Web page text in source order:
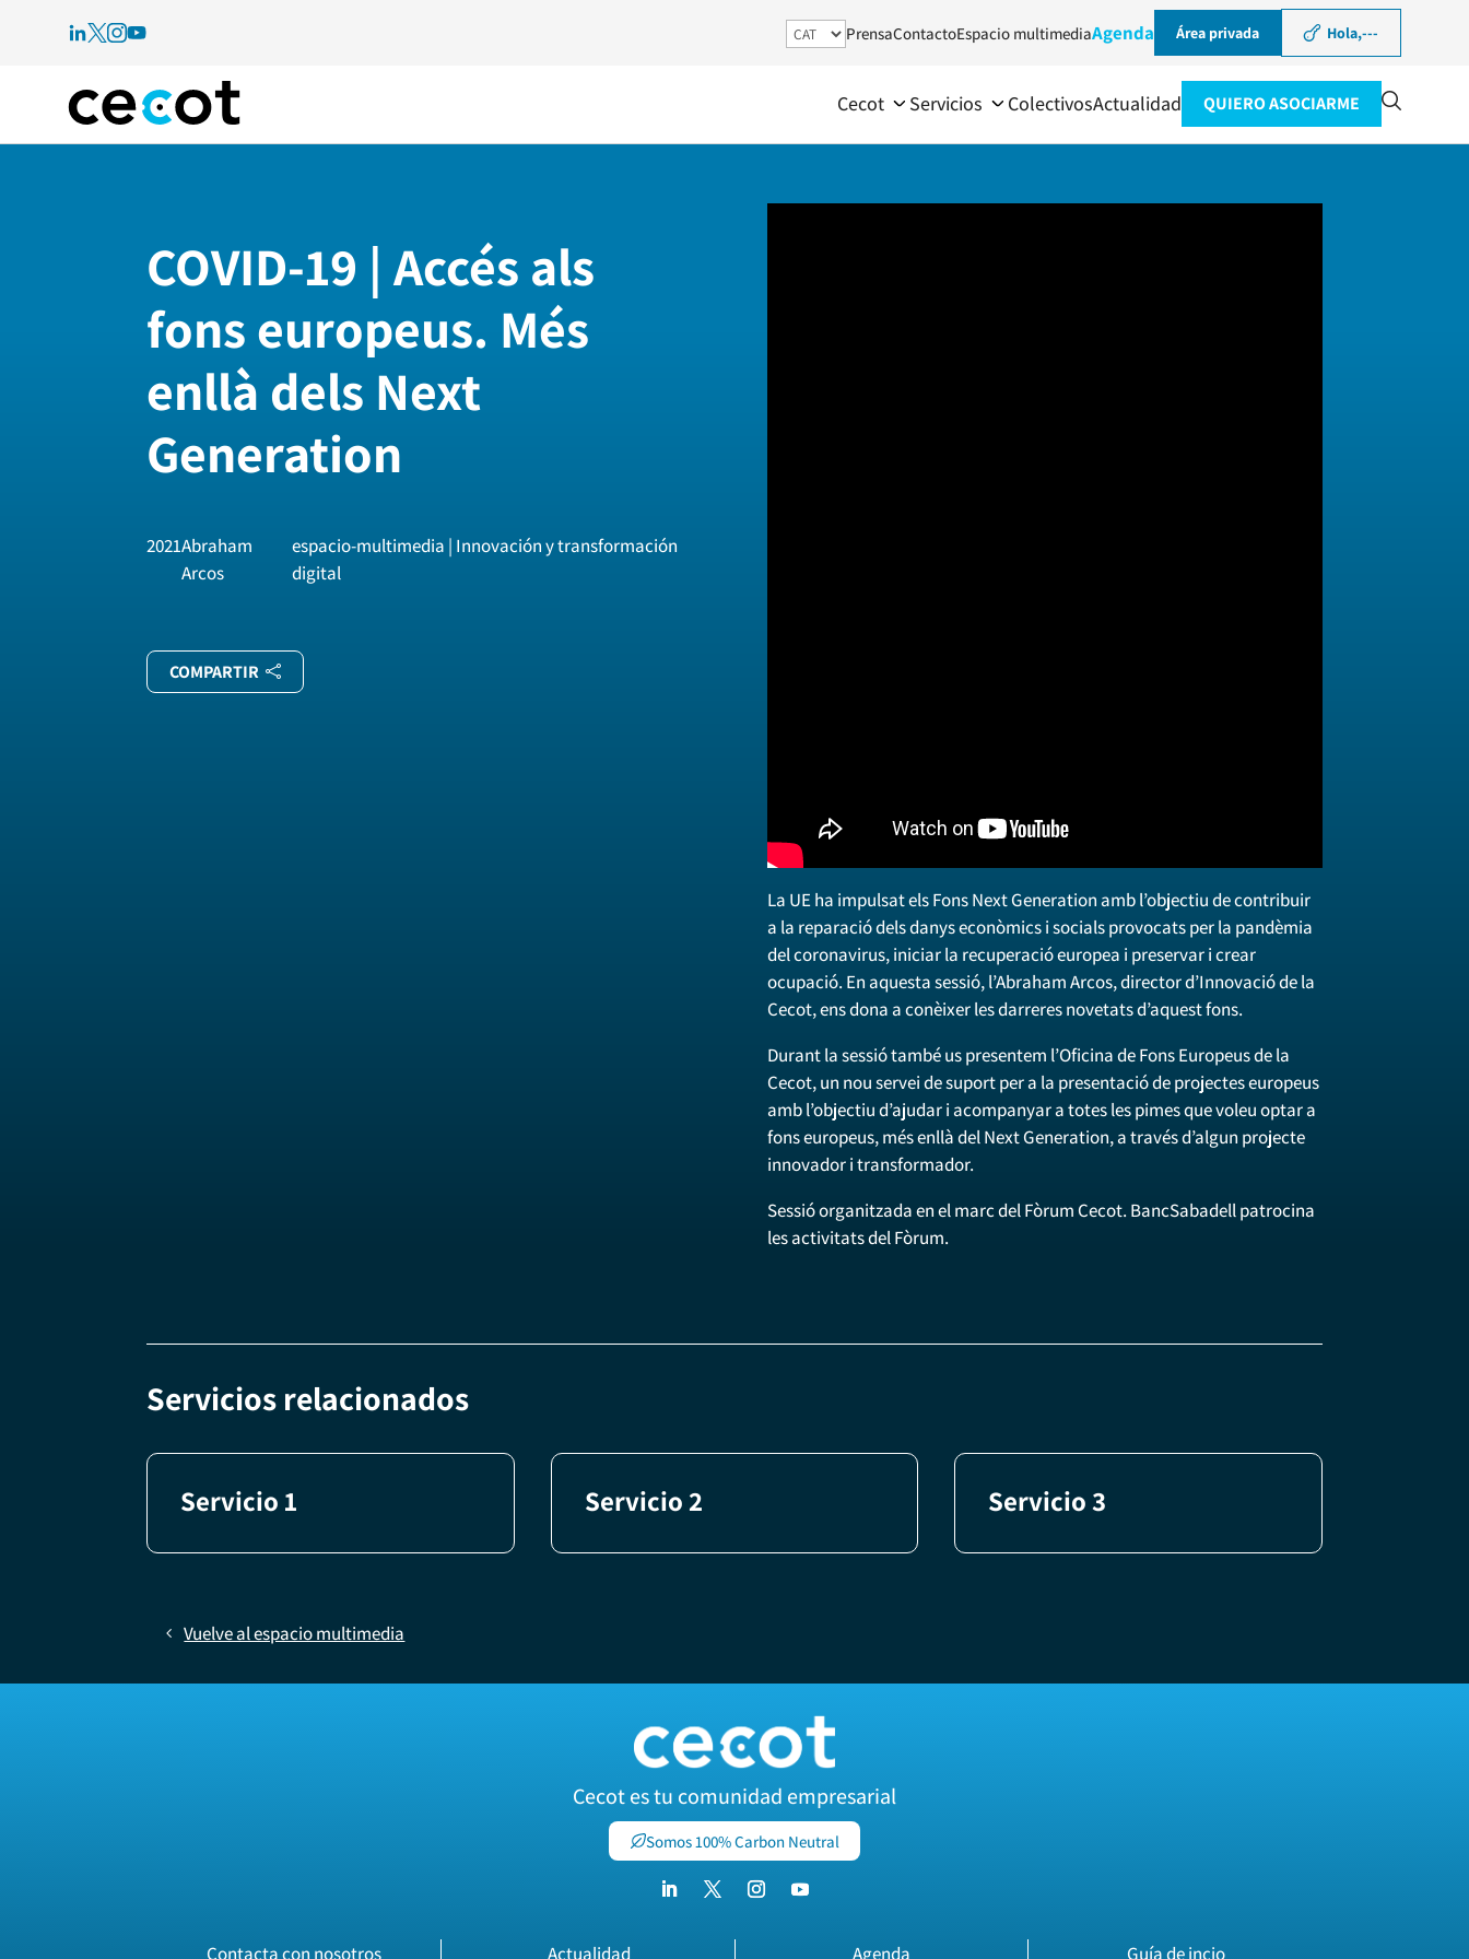
PrensaContactoEspacio multimediaAgenda Área privada Hola,---
Cecot Servicios ColectivosActualidad QUIERO ASOCIARME
COVID-19 | Accés als
fons europeus. Més
enllà dels Next
Generation
2021Abraham
Arcos
espacio-multimedia | Innovación y transformación
digital
COMPARTIR
La UE ha impulsat els Fons Next Generation amb l’objectiu de contribuir
a la reparació dels danys econòmics i socials provocats per la pandèmia
del coronavirus, iniciar la recuperació europea i preservar i crear
ocupació. En aquesta sessió, l’Abraham Arcos, director d’Innovació de la
Cecot, ens dona a conèixer les darreres novetats d’aquest fons.
Durant la sessió també us presentem l’Oficina de Fons Europeus de la
Cecot, un nou servei de suport per a la presentació de projectes europeus
amb l’objectiu d’ajudar i acompanyar a totes les pimes que voleu optar a
fons europeus, més enllà del Next Generation, a través d’algun projecte
innovador i transformador.
Sessió organitzada en el marc del Fòrum Cecot. BancSabadell patrocina
les activitats del Fòrum.
Servicios relacionados
Servicio 1 Servicio 2 Servicio 3
Vuelve al espacio multimedia
Cecot es tu comunidad empresarial
Somos 100% Carbon Neutral
Contacta con nosotros Actualidad Agenda Guía de incio